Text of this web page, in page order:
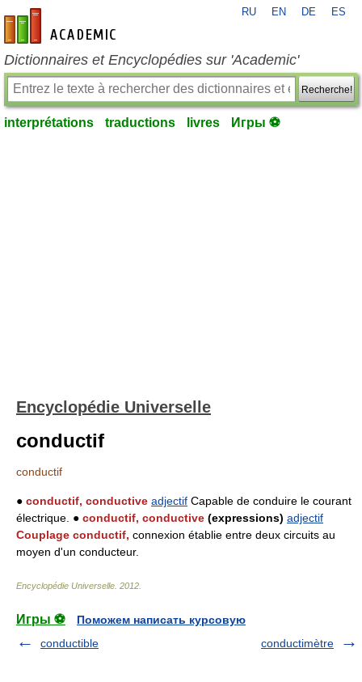
fr-academic.com
RU EN DE ES
Dictionnaires et Encyclopédies sur 'Academic'
Recherche!
interprétations traductions livres Игры ⚽
Encyclopédie Universelle
conductif
conductif
● conductif, conductive adjectif Capable de conduire le courant
électrique. ● conductif, conductive (expressions) adjectif
Couplage conductif, connexion établie entre deux circuits au
moyen d'un conducteur.
Encyclopédie Universelle 2012
Игры ⚽
Поможем написать курсовую
conductible
conductimètre